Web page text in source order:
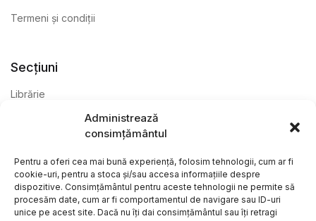
Administrează
consimțământul
Pentru a oferi cea mai bună experiență, folosim tehnologii, cum ar fi
cookie-uri, pentru a stoca și/sau accesa informațiile despre
dispozitive. Consimțământul pentru aceste tehnologii ne permite să
procesăm date, cum ar fi comportamentul de navigare sau ID-uri
unice pe acest site. Dacă nu îți dai consimțământul sau îți retragi
Termeni și condiții
Secțiuni
Librărie